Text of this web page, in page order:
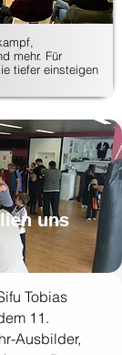
mehr. Für
tiefer einsteigen
uns
Tobias
11.
Ausbilder,